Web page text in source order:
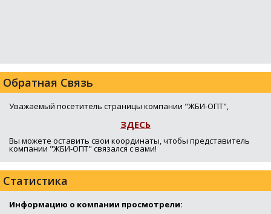
Обратная Связь
Уважаемый посетитель страницы компании "ЖБИ-ОПТ",
ЗДЕСЬ
Вы можете оставить свои координаты, чтобы представитель
компании "ЖБИ-ОПТ" связался с вами!
Статистика
Информацию о компании просмотрели: